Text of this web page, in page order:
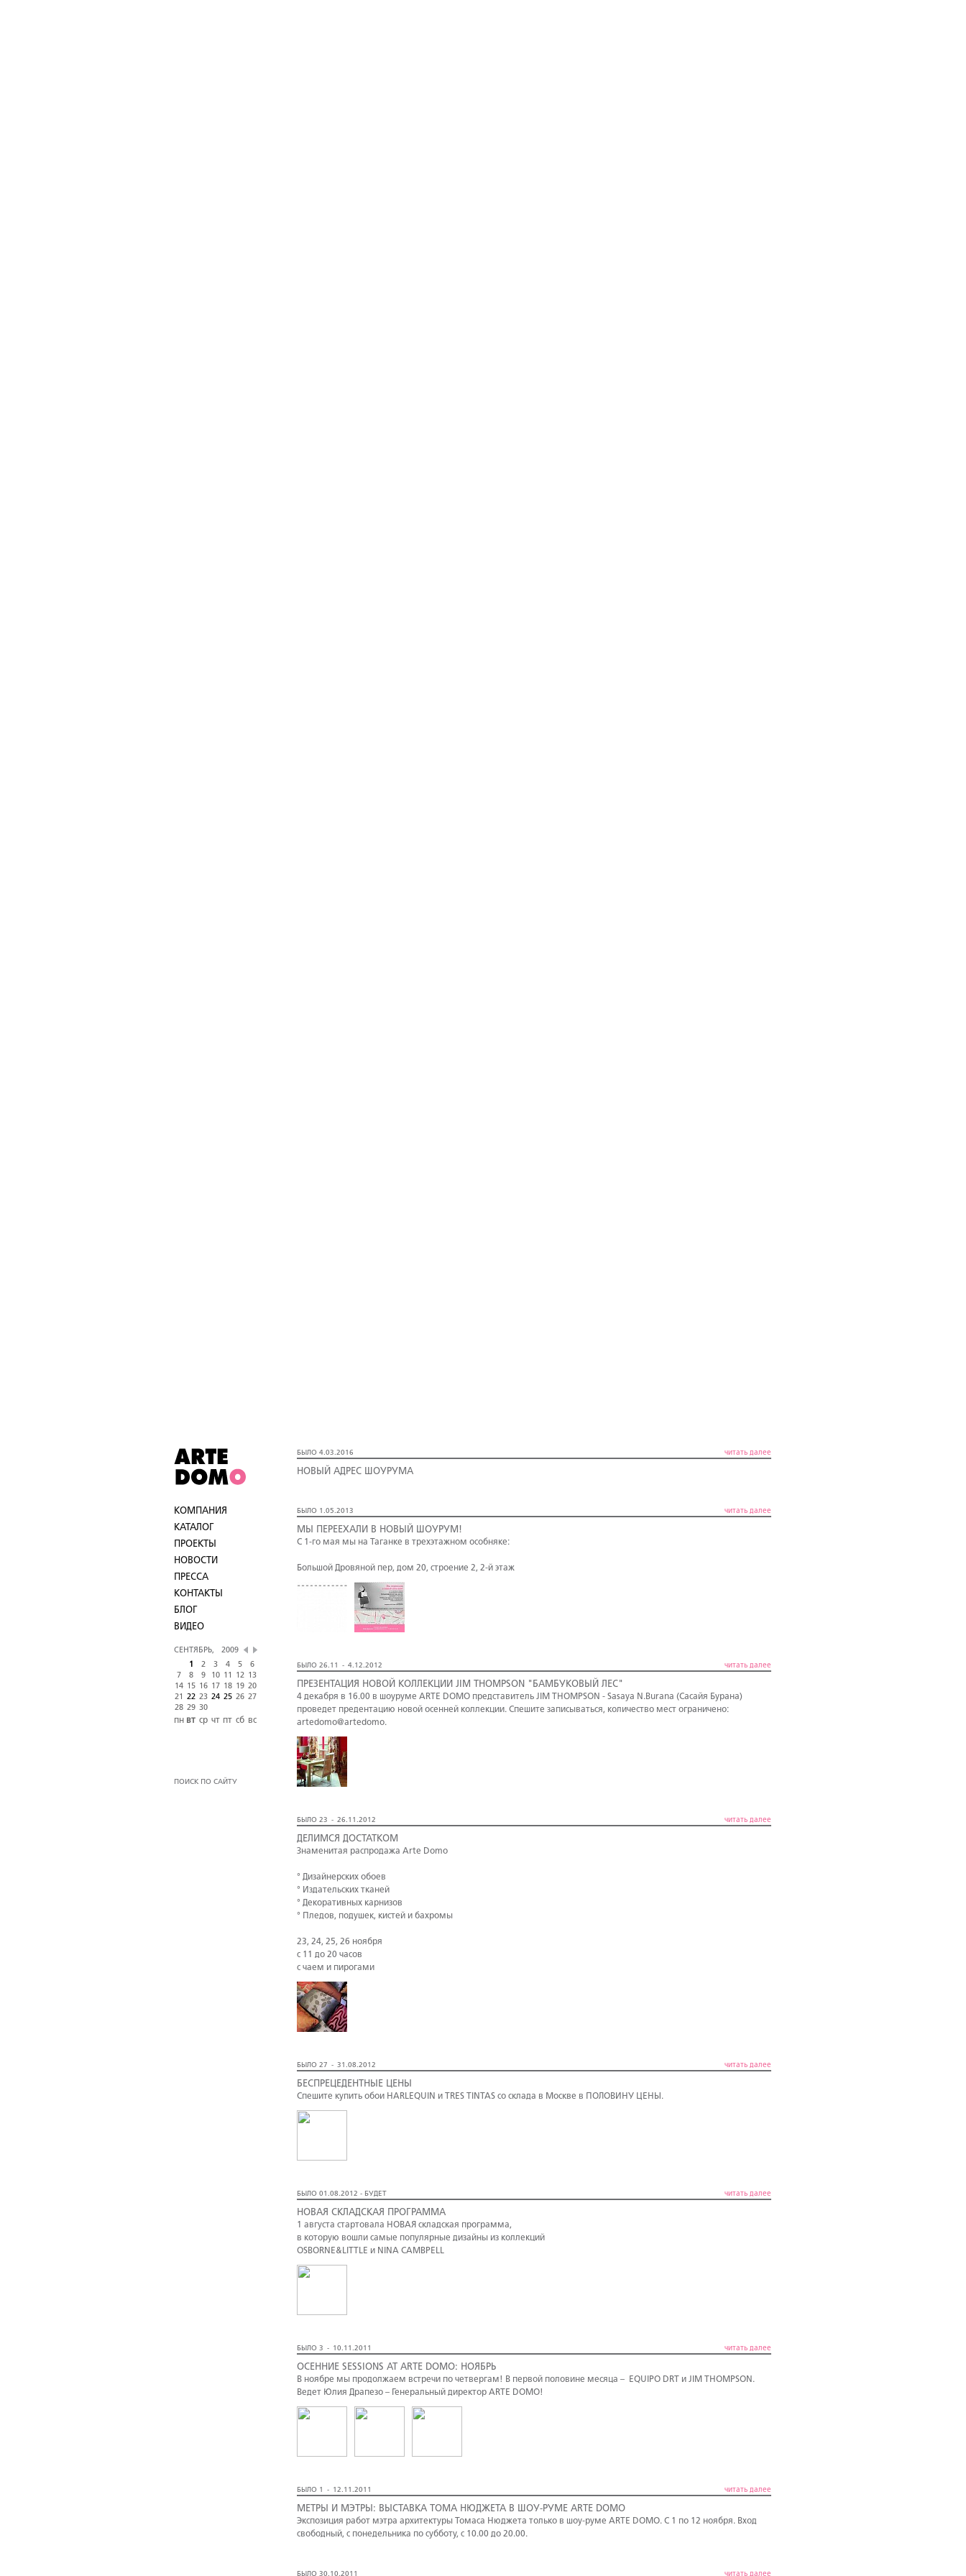
КОМПАНИЯ
КАТАЛОГ
ПРОЕКТЫ
НОВОСТИ
ПРЕССА
КОНТАКТЫ
БЛОГ
ВИДЕО
СЕНТЯБРЬ,
2009
1
2 3 4 5
6
7
8 9 10 11 12
13
14 15 16 17 18 19 20
21
22 23 24 25 26 27
28 29 30
пн вт ср чт пт сб вс
ПОИСК ПО САЙТУ
БЫЛО 4.03.2016 читать далее
НОВЫЙ АДРЕС ШОУРУМА
БЫЛО 1.05.2013 читать далее
МЫ ПЕРЕЕХАЛИ В НОВЫЙ ШОУРУМ!
С 1-го мая мы на Таганке в трехэтажном особняке:
Большой Дровяной пер, дом 20, строение 2, 2-й этаж
БЫЛО 26.11 - 4.12.2012 читать далее
ПРЕЗЕНТАЦИЯ НОВОЙ КОЛЛЕКЦИИ JIM THOMPSON "БАМБУКОВЫЙ ЛЕС"
4 декабря в 16.00 в шоуруме ARTE DOMO представитель JIM THOMPSON - Sasaya N.Burana (Сасайя Бурана)
проведет предентацию новой осенней коллекции. Спешите записываться, количество мест ограничено:
artedomo@artedomo.
БЫЛО 23 - 26.11.2012 читать далее
ДЕЛИМСЯ ДОСТАТКОМ
Знаменитая распродажа Arte Domo
° Дизайнерских обоев
° Издательских тканей
° Декоративных карнизов
° Пледов, подушек, кистей и бахромы
23, 24, 25, 26 ноября
с 11 до 20 часов
с чаем и пирогами
БЫЛО 27 - 31.08.2012 читать далее
БЕСПРЕЦЕДЕНТНЫЕ ЦЕНЫ
Спешите купить обои HARLEQUIN и TRES TINTAS со склада в Москве в ПОЛОВИНУ ЦЕНЫ.
БЫЛО 01.08.2012 - БУДЕТ читать далее
НОВАЯ СКЛАДСКАЯ ПРОГРАММА
1 августа стартовала НОВАЯ складская программа,
в которую вошли самые популярные дизайны из коллекций
OSBORNE&LITTLE и NINA CAMBPELL
БЫЛО 3 - 10.11.2011 читать далее
ОСЕННИЕ SESSIONS AT ARTE DOMO: НОЯБРЬ
В ноябре мы продолжаем встречи по четвергам! В первой половине месяца – EQUIPO DRT и JIM THOMPSON.
Ведет Юлия Драпезо – Генеральный директор ARTE DOMO!
БЫЛО 1 - 12.11.2011 читать далее
МЕТРЫ И МЭТРЫ: ВЫСТАВКА ТОМА НЮДЖЕТА В ШОУ-РУМЕ ARTE DOMO
Экспозиция работ мэтра архитектуры Томаса Нюджета только в шоу-руме ARTE DOMO. С 1 по 12 ноября. Вход
свободный, с понедельника по субботу, с 10.00 до 20.00.
БЫЛО 30.10.2011 читать далее